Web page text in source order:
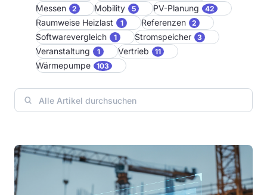
Messen 2 Mobility 5 PV-Planung 42
Raumweise Heizlast 1 Referenzen 2
Softwarevergleich 1 Stromspeicher 3
Veranstaltung 1 Vertrieb 11
Wärmepumpe 103